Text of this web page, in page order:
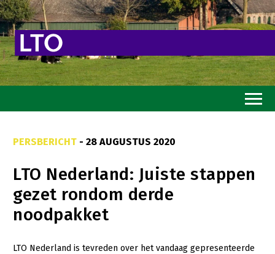
Goed eten
Mooi groen
Sterk ondernemerschap
Transitiepaden
PERSBERICHT - 28 AUGUSTUS 2020
LTO Nederland: Juiste stappen
gezet rondom derde
noodpakket
LTO Nederland is tevreden over het vandaag gepresenteerde